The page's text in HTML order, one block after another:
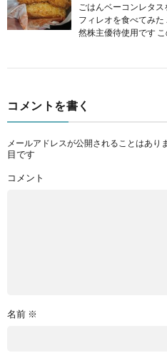
ごはんベーコンレタ
フィレオを食べてみ
然株主優待使用です
コメントを書く
メールアドレスが公開されることはあり
目です
コメント
名前 ※